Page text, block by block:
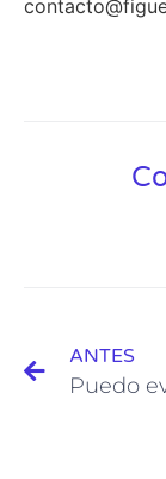
ANTES